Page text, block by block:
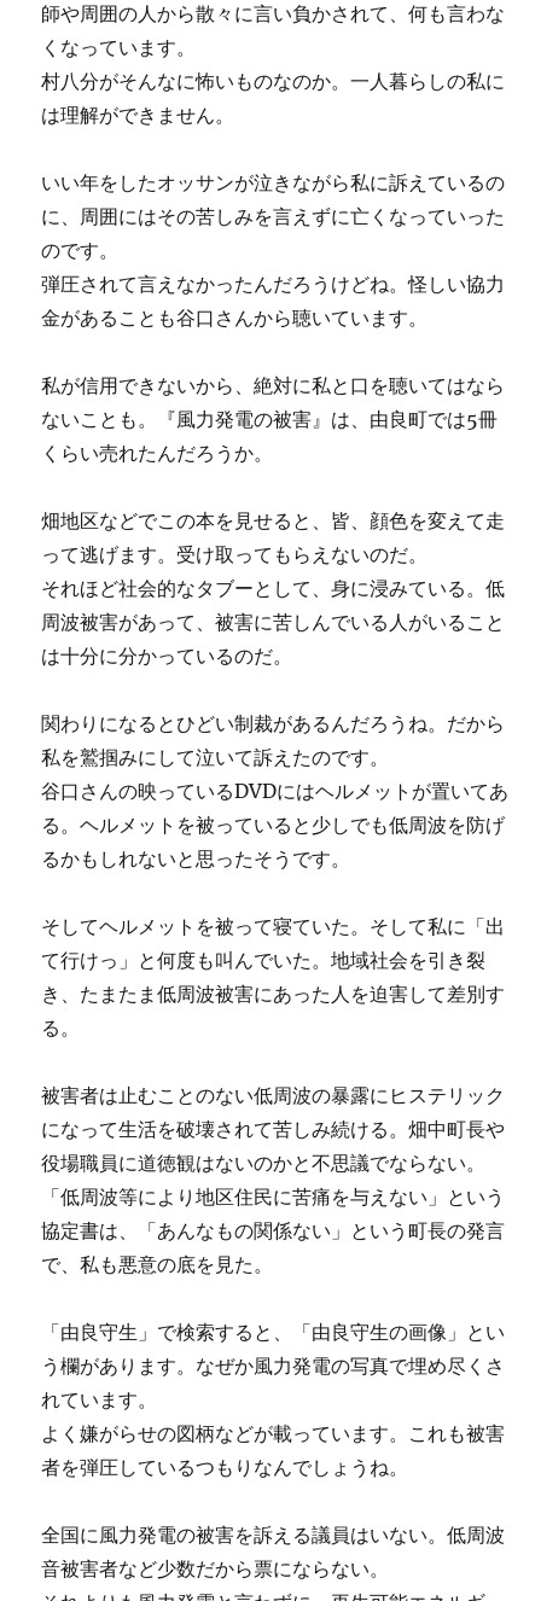
師や周囲の人から散々に言い負かされて、何も言わな
くなっています。
村八分がそんなに怖いものなのか。一人暮らしの私に
は理解ができません。
いい年をしたオッサンが泣きながら私に訴えているの
に、周囲にはその苦しみを言えずに亡くなっていった
のです。
弾圧されて言えなかったんだろうけどね。怪しい協力
金があることも谷口さんから聴いています。
私が信用できないから、絶対に私と口を聴いてはなら
ないことも。『風力発電の被害』は、由良町では5冊
くらい売れたんだろうか。
畑地区などでこの本を見せると、皆、顔色を変えて走
って逃げます。受け取ってもらえないのだ。
それほど社会的なタブーとして、身に浸みている。低
周波被害があって、被害に苦しんでいる人がいること
は十分に分かっているのだ。
関わりになるとひどい制裁があるんだろうね。だから
私を鷲掴みにして泣いて訴えたのです。
谷口さんの映っているDVDにはヘルメットが置いてあ
る。ヘルメットを被っていると少しでも低周波を防げ
るかもしれないと思ったそうです。
そしてヘルメットを被って寝ていた。そして私に「出
て行けっ」と何度も叫んでいた。地域社会を引き裂
き、たまたま低周波被害にあった人を迫害して差別す
る。
被害者は止むことのない低周波の暴露にヒステリック
になって生活を破壊されて苦しみ続ける。畑中町長や
役場職員に道徳観はないのかと不思議でならない。
「低周波等により地区住民に苦痛を与えない」という
協定書は、「あんなもの関係ない」という町長の発言
で、私も悪意の底を見た。
「由良守生」で検索すると、「由良守生の画像」とい
う欄があります。なぜか風力発電の写真で埋め尽くさ
れています。
よく嫌がらせの図柄などが載っています。これも被害
者を弾圧しているつもりなんでしょうね。
全国に風力発電の被害を訴える議員はいない。低周波
音被害者など少数だから票にならない。